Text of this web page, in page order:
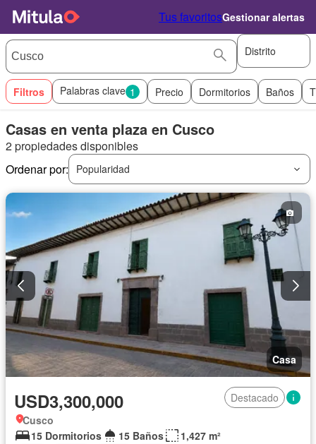
Tus favoritosGestionar alertas
Distrito
Filtros Palabras clave 1 Precio Dormitorios Baños
Casas en venta plaza en Cusco
2 propiedades disponibles
Ordenar por:
Popularidad
Casa
USD3,300,000
Destacado
Cusco
15 Dormitorios
15 Baños
1,427 m²